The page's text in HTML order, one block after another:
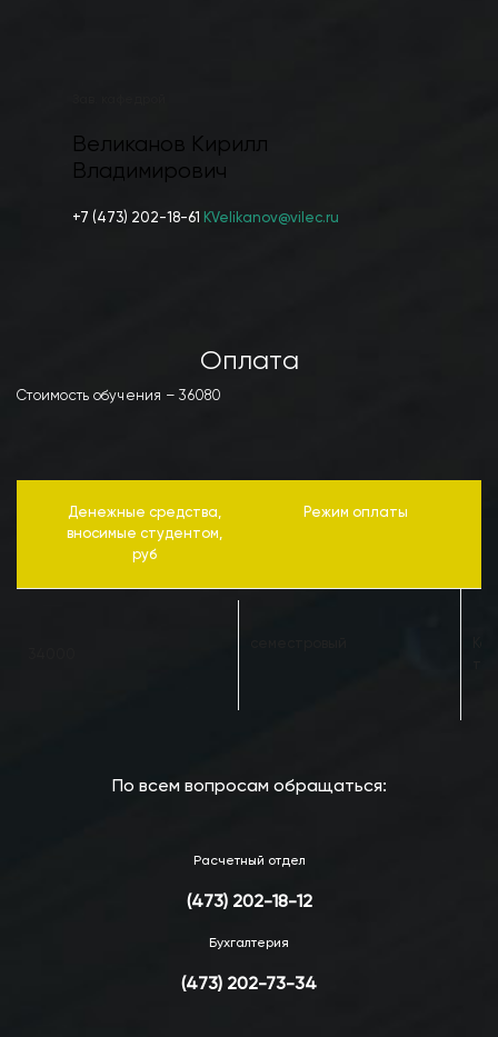
Великанов Кирилл
Владимирович
+7 (473) 202-18-61 KVelikanov@vilec.ru
Оплата
Стоимость обучения – 36080
Денежные средства,
вносимые студентом,
руб
Режим оплаты
По всем вопросам обращаться:
Расчетный отдел
(473) 202-18-12
Бухгалтерия
(473) 202-73-34